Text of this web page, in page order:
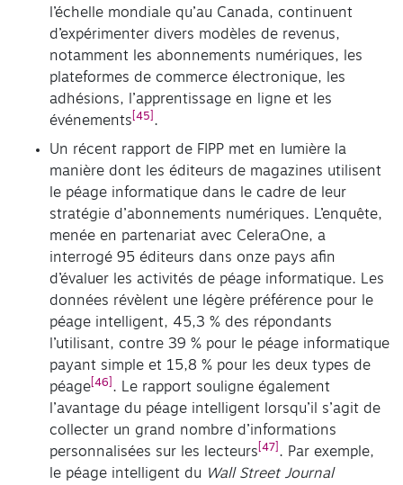
l’échelle mondiale qu’au Canada, continuent
d’expérimenter divers modèles de revenus,
notamment les abonnements numériques, les
plateformes de commerce électronique, les
adhésions, l’apprentissage en ligne et les
événements [45] .
Un récent rapport de FIPP met en lumière la
manière dont les éditeurs de magazines utilisent
le péage informatique dans le cadre de leur
stratégie d’abonnements numériques. L’enquête,
menée en partenariat avec CeleraOne, a
interrogé 95 éditeurs dans onze pays afin
d’évaluer les activités de péage informatique. Les
données révèlent une légère préférence pour le
péage intelligent, 45,3 % des répondants
l’utilisant, contre 39 % pour le péage informatique
payant simple et 15,8 % pour les deux types de
péage [46] . Le rapport souligne également
l’avantage du péage intelligent lorsqu’il s’agit de
collecter un grand nombre d’informations
personnalisées sur les lecteurs [47] . Par exemple,
le péage intelligent du Wall Street Journal